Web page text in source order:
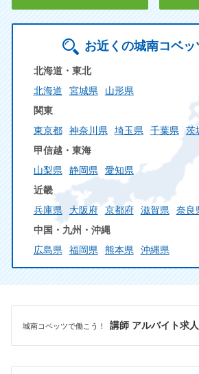
お近くの城南コベ
北海道・東北
北海道
宮城県
山形県
関東
東京都
神奈川県 埼玉県 千葉県 茨
甲信越・東海
山梨県
静岡県
愛知県
近畿
兵庫県
大阪府 京都府 滋賀県
奈良
中国・九州・沖縄
広島県
福岡県 熊本県 沖縄県
城南コベッツで働こう！ 講師 アルバイト求